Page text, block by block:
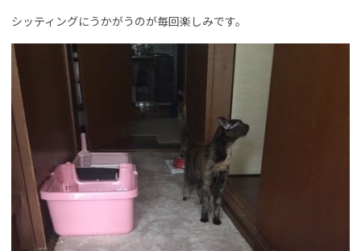
シッティングにうかがうのが毎回楽しみです。